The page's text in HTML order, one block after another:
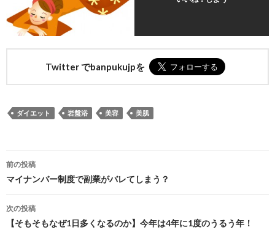
Twitter でbanpukujpを
ダイエット 岩盤浴 美容 美肌
投稿ナビゲーション
前の投稿
マイナンバー制度で副業がバレてしまう？
次の投稿
【そもそもなぜ1日多くなるのか】今年は4年に1度のうるう年！